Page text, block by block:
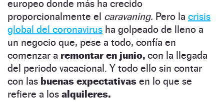
europeo donde más ha crecido
proporcionalmente el caravaning. Pero la crisis
global del coronavirus ha golpeado de lleno a
un negocio que, pese a todo, confía en
comenzar a remontar en junio, con la llegada
del periodo vacacional. Y todo ello sin contar
con las buenas expectativas en lo que se
refiere a los alquileres.